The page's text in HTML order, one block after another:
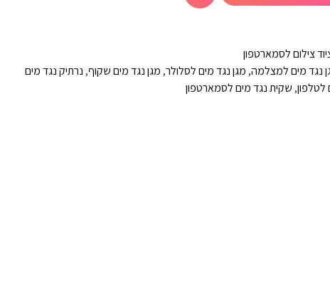
צילום לסמארטפון
נגד מים למצלמה, מגן נגד מים לסלולר, מגן נגד מים שקוף, נרתיק נגד מים
, שקית נגד מים לסמארטפון